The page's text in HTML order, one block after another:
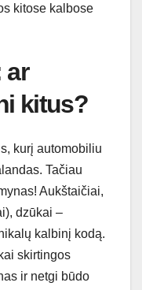
kitose kalbose
ar
kitus?
kurį automobiliu
Tačiau
Aukštaičiai,
dzūkai –
kalbinį kodą.
skirtingos
ir netgi būdo